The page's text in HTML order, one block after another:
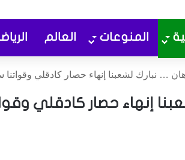
المنوعات العالم
… نبارك لشعبنا إنهاء حصار كادقلي
إنهاء حصار كادقلي